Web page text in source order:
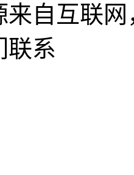
来自互联
联系